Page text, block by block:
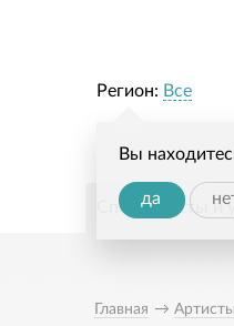
Регион: Все
Вы
да
Специалисты и
Главная → Артисты